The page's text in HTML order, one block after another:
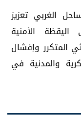
الغربي تعزيز
الأمنية
المتكرر وإفشال
والمدنية في